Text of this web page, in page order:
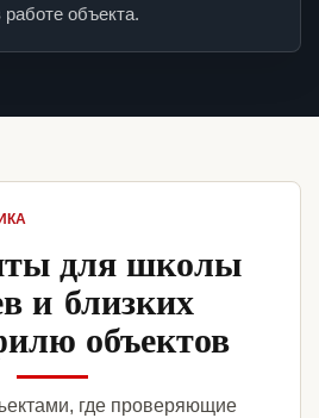
объекта.
для школы
и близких
объектов
где проверяющие